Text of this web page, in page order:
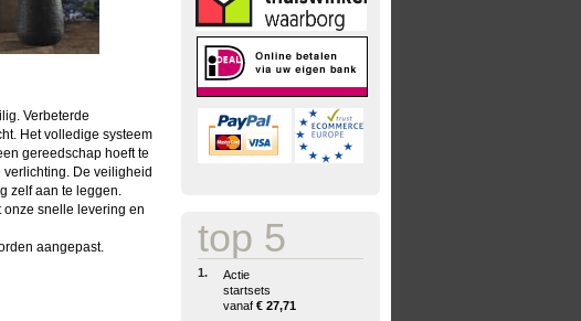
Verbeterde
Het volledige systeem
gereedschap hoeft te
De veiligheid
zelf aan te leggen.
snelle levering en
aangepast.
top 5
1.
Actie
startsets
vanaf € 27,71